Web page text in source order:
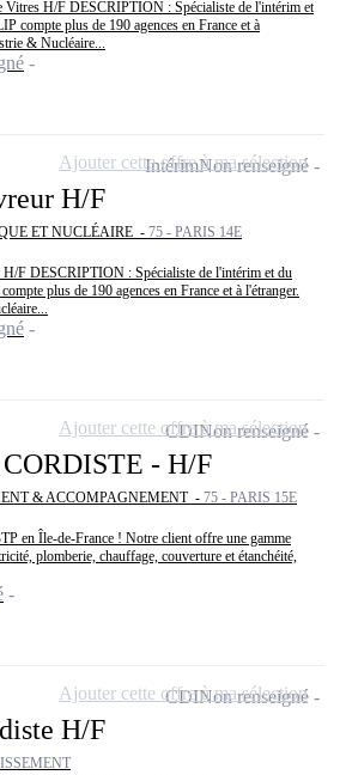
Vitres H/F DESCRIPTION : Spécialiste de l'intérim et
compte plus de 190 agences en France et à
& Nucléaire...
H/F
ET NUCLÉAIRE - 75 - PARIS 14E
F DESCRIPTION : Spécialiste de l'intérim et du
plus de 190 agences en France et à l'étranger.
IntérimNon renseigné
Ajouter cette offre à ma sélection
- H/F
& ACCOMPAGNEMENT - 75 - PARIS 15E
en Île-de-France ! Notre client offre une gamme
plomberie, chauffage, couverture et étanchéité,
CDINon renseigné
Ajouter cette offre à ma sélection
H/F
CDINon renseigné
Ajouter cette offre à ma sélection